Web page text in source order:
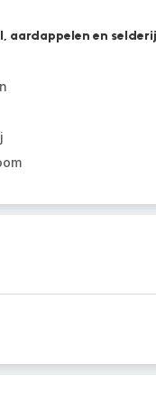
aardappelen en